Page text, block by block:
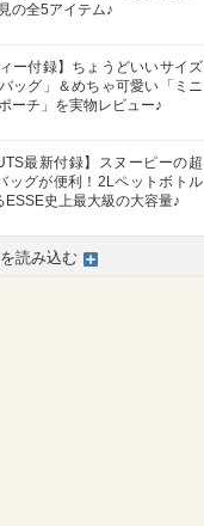
の全5アイテム♪
ィー付録】ちょうどいいサイズ
ッグ」＆めちゃ可愛い「ミニ
ーチ」を実物レビュー♪
最新付録】スヌーピーの超
ッグが便利！2Lペットボトル
ESSE史上最大級の大容量♪
読み込む